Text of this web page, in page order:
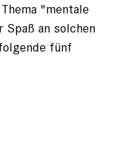
"mentale
an solchen
fünf